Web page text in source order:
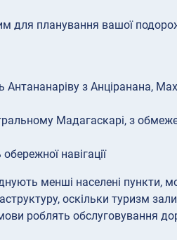
для планування вашої
з Анціранана,
Мадагаскарі, з
навігації
менші населені пункти,
оскільки туризм
роблять обслуговування